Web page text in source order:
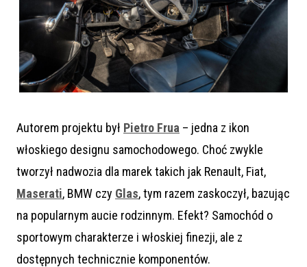
Autorem projektu był Pietro Frua – jedna z ikon
włoskiego designu samochodowego. Choć zwykle
tworzył nadwozia dla marek takich jak Renault, Fiat,
Maserati, BMW czy Glas, tym razem zaskoczył, bazując
na popularnym aucie rodzinnym. Efekt? Samochód o
sportowym charakterze i włoskiej finezji, ale z
dostępnych technicznie komponentów.